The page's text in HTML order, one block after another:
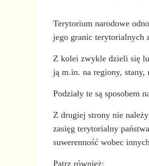
Terytorium narodowe
jego granic terytorialnych
Z kolei zwykle dzieli się
ją m.in. na regiony, stany,
Podziały te są sposobem
Z drugiej strony nie
zasięg terytorialny
suwerenność wobec
Patrz również: